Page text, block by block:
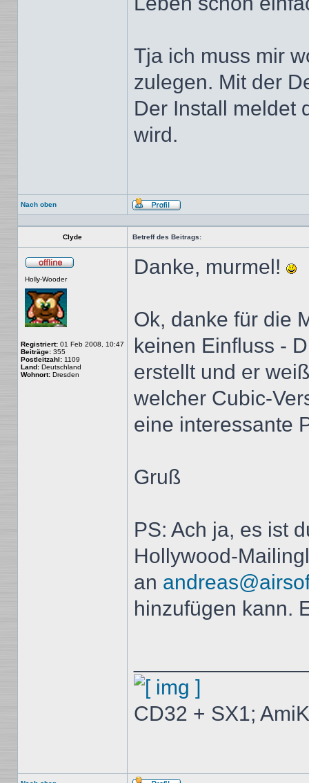
Tja ich muss mir
zulegen. Mit der
Der Install meldet
wird.
Nach oben
Profil
Clyde Betreff des Beitrags:
Holly-Wooder
Registriert: 01 Feb 2008, 10:47
Beiträge: 355
Postleitzahl: 1109
Land: Deutschland
Wohnort: Dresden
Danke, murmel!
Ok, danke für die
keinen Einfluss -
erstellt und er
welcher Cubic-
eine interessante
Gruß
PS: Ach ja, es ist
Hollywood-
an
hinzufügen kann.
CD32 + SX1;